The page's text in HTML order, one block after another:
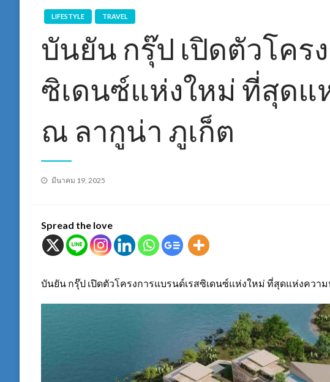
LIFESTYLE TRAVEL
บันยัน กรุ๊ป เปิดตัวโคร
ซิเดนซ์แห่งใหม่ ที่สุดแ
ณ ลากูน่า ภูเก็ต
Posted
มีนาคม 19, 2025
Spread the love
บันยัน กรุ๊ป เปิดตัวโครงการแบรนด์เรสซิเดนซ์แห่งใหม่ ที่สุดแห่งควา